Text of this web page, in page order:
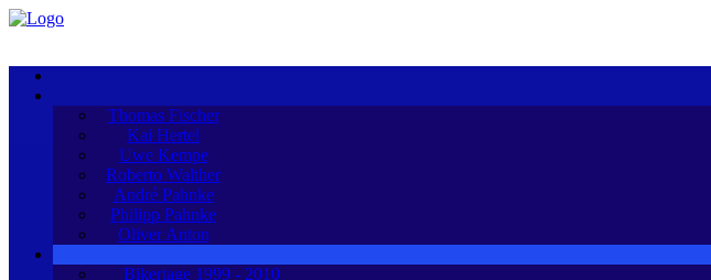
Thomas Fischer
Kai Hertel
Uwe Kempe
Roberto Walther
André Pahnke
Philipp Pahnke
Oliver Anton
Bikertage 1999 - 2010